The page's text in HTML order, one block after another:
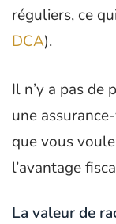
réguliers, ce
DCA).
Il n’y a pas de
une
que vous
l’avantage
La valeur de